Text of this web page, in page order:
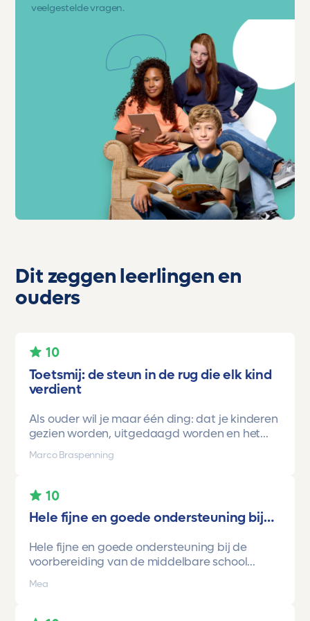
veelgestelde vragen.
Dit zeggen leerlingen en
ouders
10
Toetsmij: de steun in de rug die elk kind
verdient
Als ouder wil je maar één ding: dat je kinderen
gezien worden, uitgedaagd worden en het
vertrouwen krijgen dat ze méér kunnen dan ze
zelf soms denken. Voor ons is Toetsmij daarin
Onze oudste dochter begon ooit op mavo-
kader. Een lieve, slimme meid, maar soms
toetsen van Toetsmij.....helder, betrouwbaar,
precies op niveau en altijd met ruimte om te
groeien kreeg ze stap voor stap het
Marco Braspenning
10
Hele fijne en goede ondersteuning bij…
Hele fijne en goede ondersteuning bij de
voorbereiding van de middelbare school
toetsen. Havo/vwo brugjaren gebruik
gemaakt van Toetsmij. Realistische toetsen.
Mea